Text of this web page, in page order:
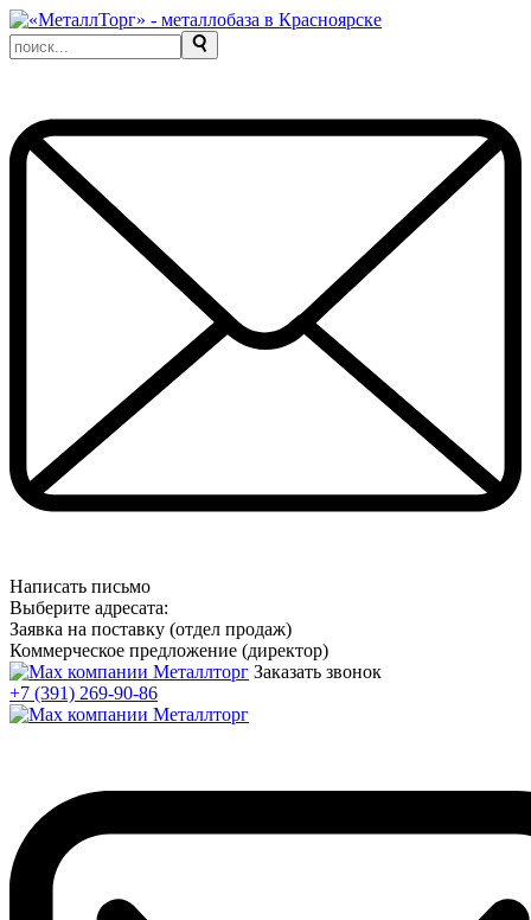
Написать письмо
Выберите адресата:
Заявка на поставку (отдел продаж)
Коммерческое предложение (директор)
Заказать звонок
+7 (391) 269-90-86